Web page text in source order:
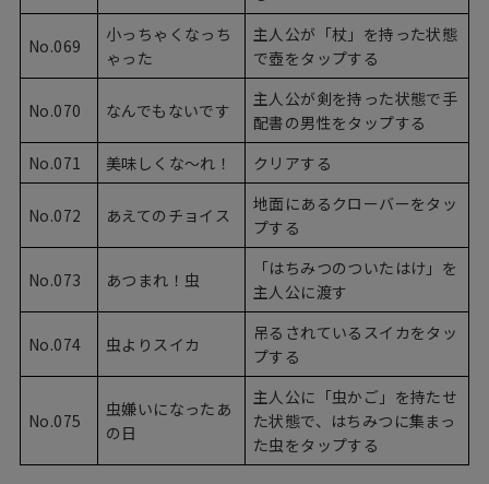
No.069
小っちゃくなっち
ゃった
主人公が「杖」を持った状態
で壺をタップする
No.070 なんでもないです
主人公が剣を持った状態で手
配書の男性をタップする
No.071
美味しくな〜れ！ クリアする
No.072 あえてのチョイス
地面にあるクローバーをタッ
プする
No.073 あつまれ！虫
「はちみつのついたはけ」を
主人公に渡す
No.074 虫よりスイカ
吊るされているスイカをタッ
プする
No.075
虫嫌いになったあ
の日
主人公に「虫かご」を持たせ
た状態で、はちみつに集まっ
た虫をタップする